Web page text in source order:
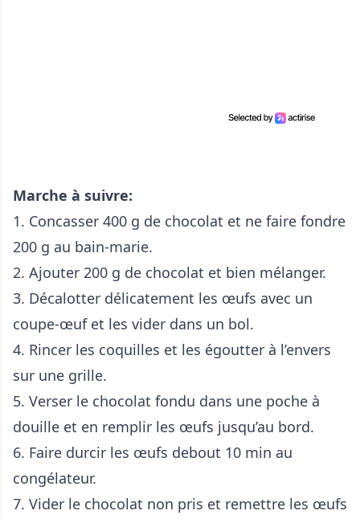
Marche à suivre:
1. Concasser 400 g de chocolat et ne faire fondre
200 g au bain-marie.
2. Ajouter 200 g de chocolat et bien mélanger.
3. Décalotter délicatement les œufs avec un
coupe-œuf et les vider dans un bol.
4. Rincer les coquilles et les égoutter à l’envers
sur une grille.
5. Verser le chocolat fondu dans une poche à
douille et en remplir les œufs jusqu’au bord.
6. Faire durcir les œufs debout 10 min au
congélateur.
7. Vider le chocolat non pris et remettre les œufs